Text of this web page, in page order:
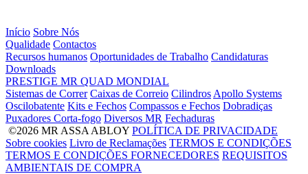
Início Sobre Nós
Qualidade Contactos
Recursos humanos Oportunidades de Trabalho Candidaturas
Downloads
PRESTIGE MR QUAD MONDIAL
Sistemas de Correr Caixas de Correio Cilindros Apollo Systems
Oscilobatente Kits e Fechos Compassos e Fechos Dobradiças
Puxadores Corta-fogo Diversos MR Fechaduras
©2026 MR ASSA ABLOY POLÍTICA DE PRIVACIDADE
Sobre cookies Livro de Reclamações TERMOS E CONDIÇÕES
TERMOS E CONDIÇÕES FORNECEDORES REQUISITOS
AMBIENTAIS DE COMPRA